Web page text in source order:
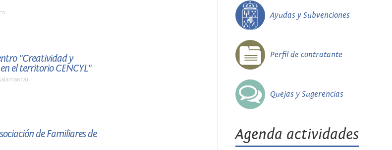
"Creatividad y
el territorio CENCYL"
de Familiares de
Ayudas y Subvenciones
Perfil de contratante
Quejas y Sugerencias
Agenda actividades